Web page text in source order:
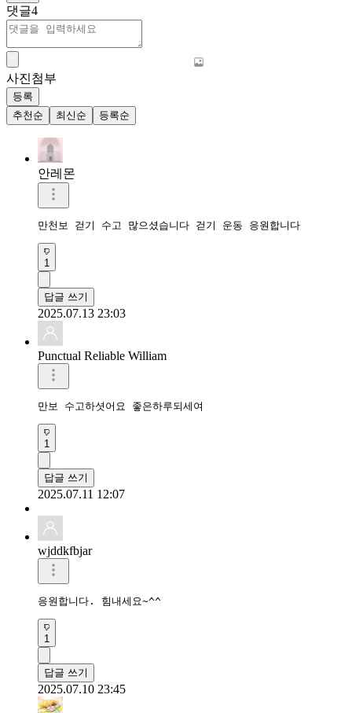
댓글4
사진첨부
등록
추천순
최신순 등록순
안레몬
만천보 걷기 수고 많으셨습니다 걷기 운동 응원합니다
1
답글 쓰기
2025.07.13 23:03
Punctual Reliable William
만보 수고하셧어요 좋은하루되세여
1
답글 쓰기
2025.07.11 12:07
wjddkfbjar
응원합니다. 힘내세요~^^
1
답글 쓰기
2025.07.10 23:45